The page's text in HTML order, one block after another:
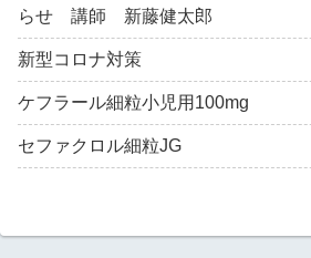
らせ 講師 新藤健太郎
新型コロナ対策
ケフラール細粒小児用100mg
セファクロル細粒JG